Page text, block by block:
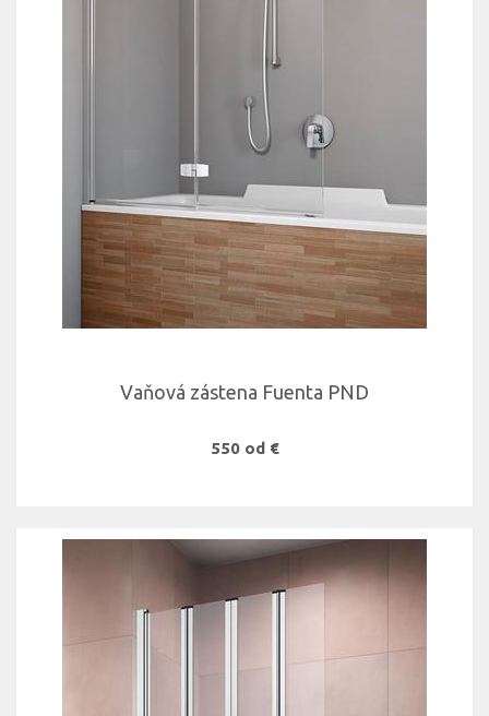
Vaňová zástena Fuenta PND
550 od €